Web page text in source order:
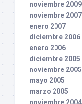
noviembre 2009
noviembre 2007
enero 2007
diciembre 2006
enero 2006
diciembre 2005
noviembre 2005
mayo 2005
marzo 2005
noviembre 2004